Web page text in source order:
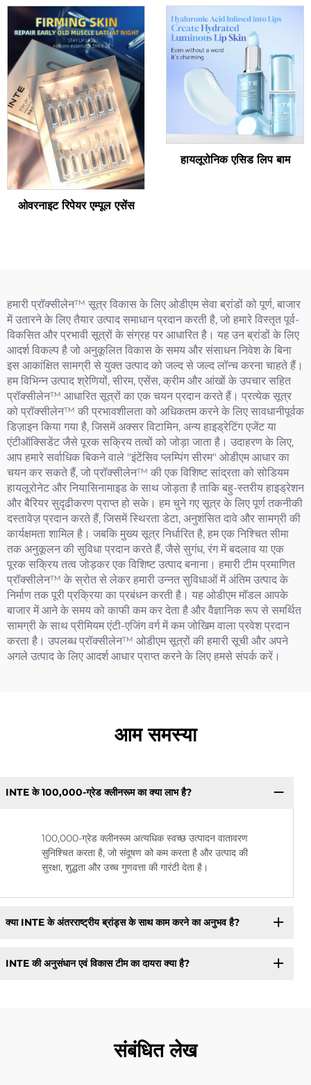
ओवरनाइट रिपेयर एम्पूल एसेंस
हायलूरोनिक एसिड लिप बाम
हमारी प्रॉक्सीलेन™ सूत्र विकास के लिए ओडीएम सेवा ब्रांडों को पूर्ण, बाजार
में उतारने के लिए तैयार उत्पाद समाधान प्रदान करती है, जो हमारे विस्तृत पूर्व-
विकसित और प्रभावी सूत्रों के संग्रह पर आधारित है। यह उन ब्रांडों के लिए
आदर्श विकल्प है जो अनुकूलित विकास के समय और संसाधन निवेश के बिना
इस आकांक्षित सामग्री से युक्त उत्पाद को जल्द से जल्द लॉन्च करना चाहते हैं।
हम विभिन्न उत्पाद श्रेणियों, सीरम, एसेंस, क्रीम और आंखों के उपचार सहित
प्रॉक्सीलेन™ आधारित सूत्रों का एक चयन प्रदान करते हैं। प्रत्येक सूत्र
को प्रॉक्सीलेन™ की प्रभावशीलता को अधिकतम करने के लिए सावधानीपूर्वक
डिज़ाइन किया गया है, जिसमें अक्सर विटामिन, अन्य हाइड्रेटिंग एजेंट या
एंटीऑक्सिडेंट जैसे पूरक सक्रिय तत्वों को जोड़ा जाता है। उदाहरण के लिए,
आप हमारे सर्वाधिक बिकने वाले "इंटेंसिव प्लम्पिंग सीरम" ओडीएम आधार का
चयन कर सकते हैं, जो प्रॉक्सीलेन™ की एक विशिष्ट सांद्रता को सोडियम
हायलूरोनेट और नियासिनामाइड के साथ जोड़ता है ताकि बहु-स्तरीय हाइड्रेशन
और बैरियर सुदृढीकरण प्राप्त हो सके। हम चुने गए सूत्र के लिए पूर्ण तकनीकी
दस्तावेज़ प्रदान करते हैं, जिसमें स्थिरता डेटा, अनुशंसित दावे और सामग्री की
कार्यक्षमता शामिल है। जबकि मुख्य सूत्र निर्धारित है, हम एक निश्चित सीमा
तक अनुकूलन की सुविधा प्रदान करते हैं, जैसे सुगंध, रंग में बदलाव या एक
पूरक सक्रिय तत्व जोड़कर एक विशिष्ट उत्पाद बनाना। हमारी टीम प्रमाणित
प्रॉक्सीलेन™ के स्रोत से लेकर हमारी उन्नत सुविधाओं में अंतिम उत्पाद के
निर्माण तक पूरी प्रक्रिया का प्रबंधन करती है। यह ओडीएम मॉडल आपके
बाजार में आने के समय को काफी कम कर देता है और वैज्ञानिक रूप से समर्थित
सामग्री के साथ प्रीमियम एंटी-एजिंग वर्ग में कम जोखिम वाला प्रवेश प्रदान
करता है। उपलब्ध प्रॉक्सीलेन™ ओडीएम सूत्रों की हमारी सूची और अपने
अगले उत्पाद के लिए आदर्श आधार प्राप्त करने के लिए हमसे संपर्क करें।
आम समस्या
INTE के 100,000-ग्रेड क्लीनरूम का क्या लाभ है?
100,000-ग्रेड क्लीनरूम अत्यधिक स्वच्छ उत्पादन वातावरण
सुनिश्चित करता है, जो संदूषण को कम करता है और उत्पाद की
सुरक्षा, शुद्धता और उच्च गुणवत्ता की गारंटी देता है।
क्या INTE के अंतरराष्ट्रीय ब्रांड्स के साथ काम करने का अनुभव है?
INTE की अनुसंधान एवं विकास टीम का दायरा क्या है?
संबंधित लेख